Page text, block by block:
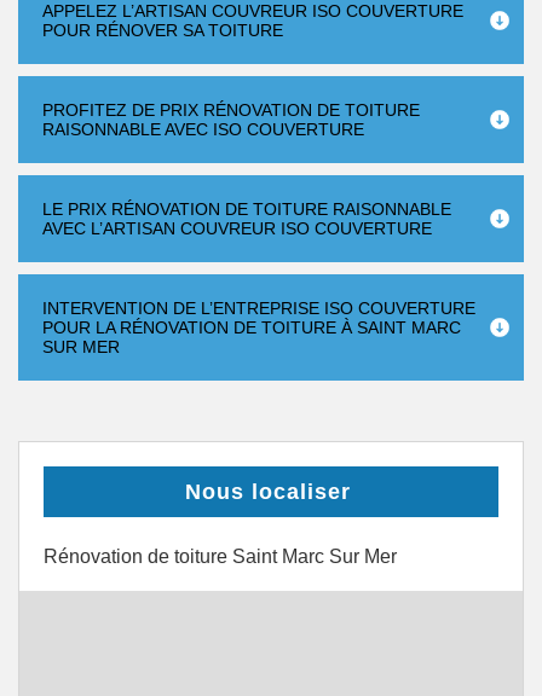
APPELEZ L’ARTISAN COUVREUR ISO COUVERTURE
POUR RÉNOVER SA TOITURE
PROFITEZ DE PRIX RÉNOVATION DE TOITURE
RAISONNABLE AVEC ISO COUVERTURE
LE PRIX RÉNOVATION DE TOITURE RAISONNABLE
AVEC L’ARTISAN COUVREUR ISO COUVERTURE
INTERVENTION DE L’ENTREPRISE ISO COUVERTURE
POUR LA RÉNOVATION DE TOITURE À SAINT MARC
SUR MER
Nous localiser
Rénovation de toiture Saint Marc Sur Mer